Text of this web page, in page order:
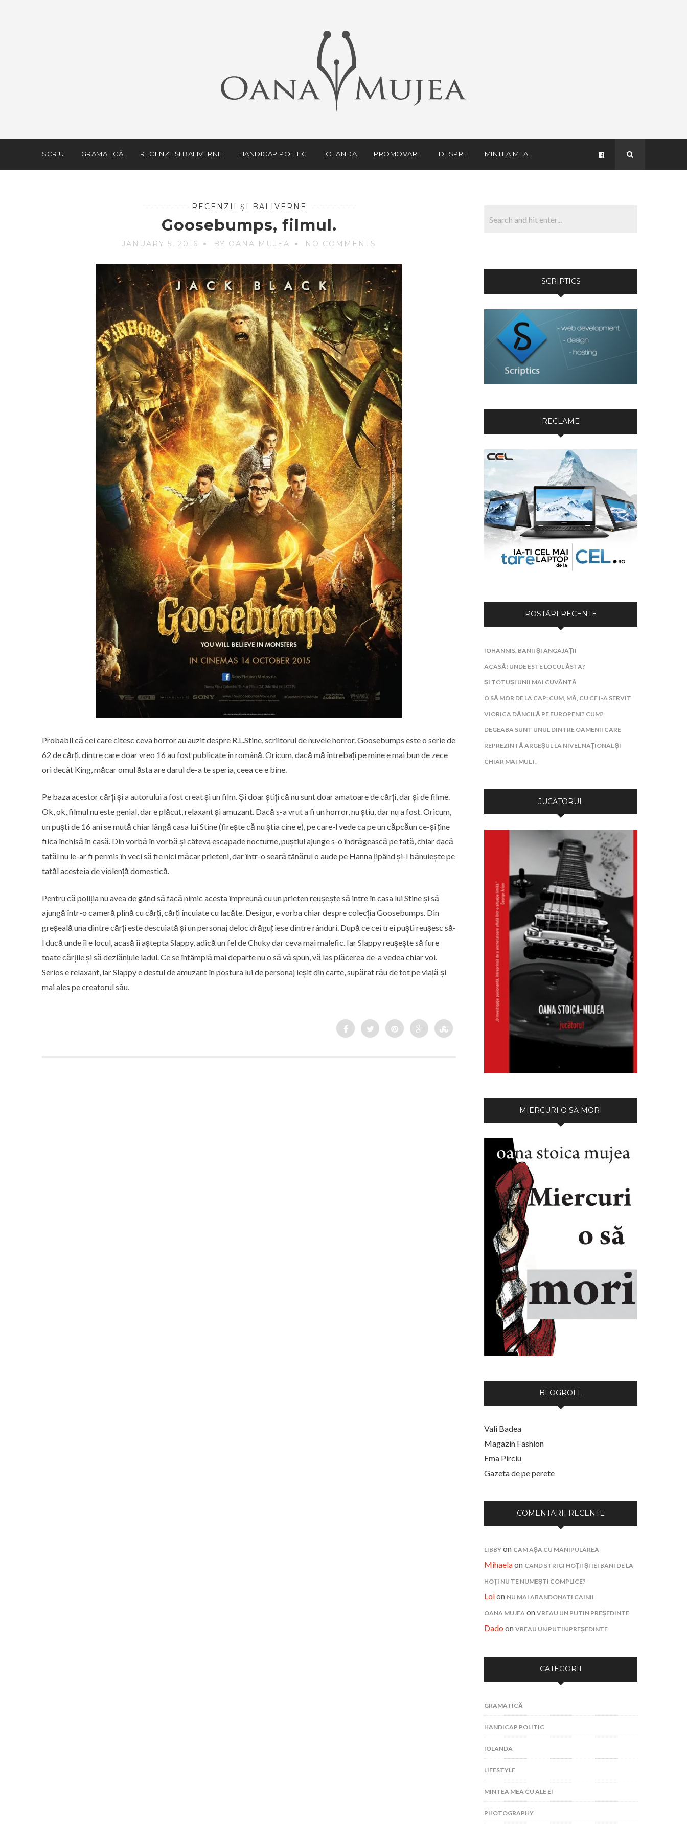
SCRIU GRAMATICĂ RECENZII ȘI BALIVERNE HANDICAP POLITIC IOLANDA PROMOVARE DESPRE MINTEA MEA
RECENZII ȘI BALIVERNE
Goosebumps, filmul.
JANUARY 5, 2016 BY OANA MUJEA NO COMMENTS
Probabil că cei care citesc ceva horror au auzit despre R.L.Stine, scriitorul de nuvele horror. Goosebumps este o serie de
62 de cărți, dintre care doar vreo 16 au fost publicate în română. Oricum, dacă mă întrebați pe mine e mai bun de zece
ori decât King, măcar omul ăsta are darul de-a te speria, ceea ce e bine.
Pe baza acestor cărți și a autorului a fost creat și un film. Și doar știți că nu sunt doar amatoare de cărți, dar și de filme.
Ok, ok, filmul nu este genial, dar e plăcut, relaxant și amuzant. Dacă s-a vrut a fi un horror, nu știu, dar nu a fost. Oricum,
un puști de 16 ani se mută chiar lângă casa lui Stine (firește că nu știa cine e), pe care-l vede ca pe un căpcăun ce-și ține
fiica închisă în casă. Din vorbă în vorbă și câteva escapade nocturne, puștiul ajunge s-o îndrăgească pe fată, chiar dacă
tatăl nu le-ar fi permis în veci să fie nici măcar prieteni, dar într-o seară tânărul o aude pe Hanna țipând și-l bănuiește pe
tatăl acesteia de violență domestică.
Pentru că poliția nu avea de gând să facă nimic acesta împreună cu un prieten reușește să intre în casa lui Stine și să
ajungă într-o cameră plină cu cărți, cărți încuiate cu lacăte. Desigur, e vorba chiar despre colecția Goosebumps. Din
greșeală una dintre cărți este descuiată și un personaj deloc drăguț iese dintre rânduri. După ce cei trei puști reușesc să-
l ducă unde îi e locul, acasă îi aștepta Slappy, adică un fel de Chuky dar ceva mai malefic. Iar Slappy reușește să fure
toate cărțile și să dezlănțuie iadul. Ce se întâmplă mai departe nu o să vă spun, vă las plăcerea de-a vedea chiar voi.
Serios e relaxant, iar Slappy e destul de amuzant în postura lui de personaj ieșit din carte, supărat rău de tot pe viață și
mai ales pe creatorul său.
SCRIPTICS
RECLAME
POSTĂRI RECENTE
IOHANNIS, BANII ȘI ANGAJAȚII
ACASĂ! UNDE ESTE LOCUL ĂSTA?
ȘI TOTUȘI UNII MAI CUVÂNTĂ
O SĂ MOR DE LA CAP: CUM, MĂ, CU CE I-A SERVIT
VIORICA DĂNCILĂ PE EUROPENI? CUM?
DEGEABA SUNT UNUL DINTRE OAMENII CARE
REPREZINTĂ ARGEȘUL LA NIVEL NAȚIONAL ȘI
CHIAR MAI MULT.
JUCĂTORUL
MIERCURI O SĂ MORI
BLOGROLL
Vali Badea
Magazin Fashion
Ema Pirciu
Gazeta de pe perete
COMENTARII RECENTE
LIBBY on CAM AȘA CU MANIPULAREA
Mihaelaon CÂND STRIGI HOȚII ȘI IEI BANI DE LA
HOȚI NU TE NUMEȘTI COMPLICE?
Lolon NU MAI ABANDONATI CAINII
OANA MUJEA on VREAU UN PUTIN PREȘEDINTE
Dado on VREAU UN PUTIN PREȘEDINTE
CATEGORII
GRAMATICĂ
HANDICAP POLITIC
IOLANDA
LIFESTYLE
MINTEA MEA CU ALE EI
PHOTOGRAPHY